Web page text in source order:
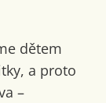
dětem
a proto
–